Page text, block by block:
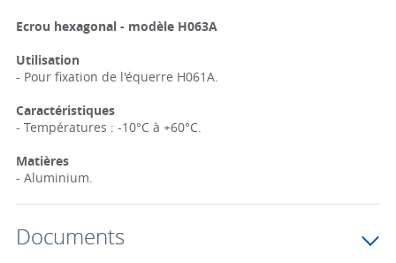
Ecrou hexagonal - modèle H063A
Utilisation
- Pour fixation de l'équerre H061A.
Caractéristiques
- Températures : -10°C à +60°C.
Matières
- Aluminium.
Documents